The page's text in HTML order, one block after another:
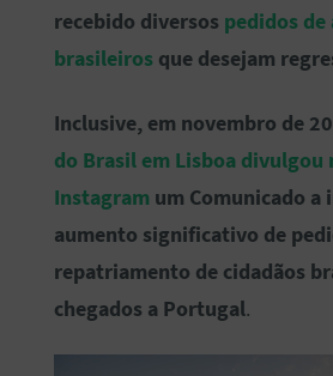
recebido diversos pedidos de
brasileirosque desejam
Inclusive, em novembro de
do Brasil em Lisboa divulgou
Instagram um Comunicado a
aumento significativo de
repatriamento de cidadãos
chegados a Portugal.